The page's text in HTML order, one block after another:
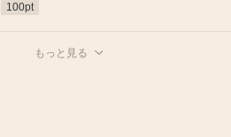
100pt
もっと見る